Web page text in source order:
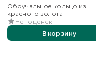
Обручальное кольцо из
красного золота
Нет оценок
В корзину